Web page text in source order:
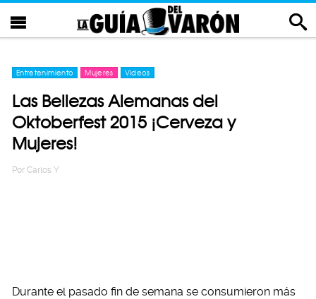
Entretenimiento Mujeres Videos
Las Bellezas Alemanas del
Oktoberfest 2015 ¡Cerveza y
Mujeres!
Por Carlos Y
Durante el pasado fin de semana se consumieron más